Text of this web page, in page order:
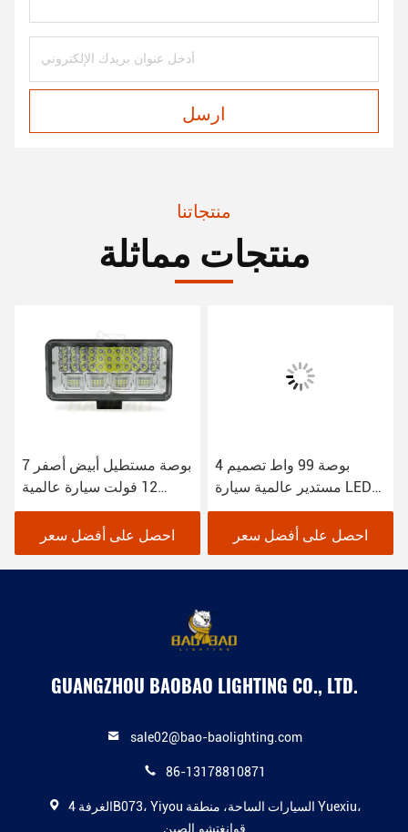
ارسل
منتجاتنا
منتجات مماثلة
7 بوصة مستطيل أبيض أصفر
12 فولت سيارة عالمية
مضيئة أضواء العمل
احصل على أفضل سعر
4 بوصة 99 واط تصميم
مستدير عالمية سيارة LED
أضواء العمل للشاحنة
احصل على أفضل سعر
GUANGZHOU BAOBAO LIGHTING CO., LTD.
sale02@bao-baolighting.com
86-13178810871
الغرفة 4B073، Yiyou السيارات الساحة، منطقة Yuexiu،
قوانغتشو.الصين